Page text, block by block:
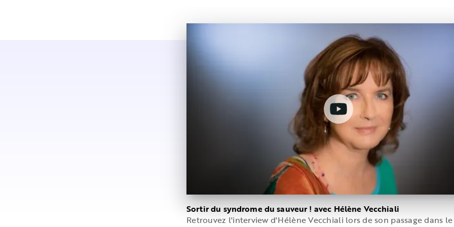
Sortir du syndrome du sauveur ! avec Hélène Vecchiali
Retrouvez l'interview d'Hélène Vecchiali lors de son passage dans